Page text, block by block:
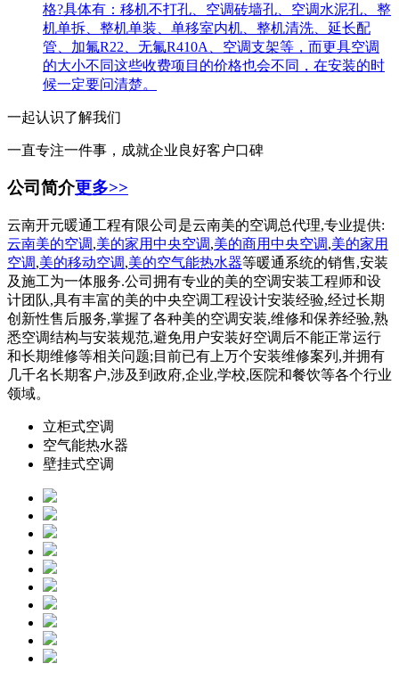
格?具体有：移机不打孔、空调砖墙孔、空调水泥孔、整
机单拆、整机单装、单移室内机、整机清洗、延长配
管、加氟R22、无氟R410A、空调支架等，而更具空调
的大小不同这些收费项目的价格也会不同，在安装的时
候一定要问清楚。
一起认识了解我们
一直专注一件事，成就企业良好客户口碑
公司简介更多>>
云南开元暖通工程有限公司是云南美的空调总代理,专业提供:
云南美的空调,美的家用中央空调,美的商用中央空调,美的家用
空调,美的移动空调,美的空气能热水器等暖通系统的销售,安装
及施工为一体服务.公司拥有专业的美的空调安装工程师和设
计团队,具有丰富的美的中央空调工程设计安装经验,经过长期
创新性售后服务,掌握了各种美的空调安装,维修和保养经验,熟
悉空调结构与安装规范,避免用户安装好空调后不能正常运行
和长期维修等相关问题;目前已有上万个安装维修案列,并拥有
几千名长期客户,涉及到政府,企业,学校,医院和餐饮等各个行业
领域。
立柜式空调
空气能热水器
壁挂式空调